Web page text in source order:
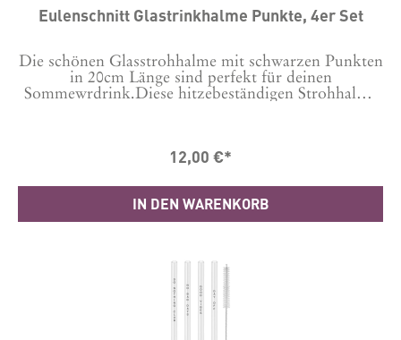
Eulenschnitt Glastrinkhalme Punkte, 4er Set
Die schönen Glasstrohhalme mit schwarzen Punkten
in 20cm Länge sind perfekt für deinen
Sommewrdrink.Diese hitzebeständigen Strohhalme
cm sind sie perfekt für jedes Getränk geeignet.Alle
aufgedruckt und verleihen jedem Drink eine
besondere Note. Genieße deine Getränke nachhaltig
und stilvoll mit diesen widerverwendbaren
DruckPflegehinweise: Alle Borosilikat-Strohhalme
sind spülmaschinengeeignet. Photocredits: Dieses
Produkt hat Eric @ericanders_photography
abgelichtet.
12,00 €*
IN DEN WARENKORB